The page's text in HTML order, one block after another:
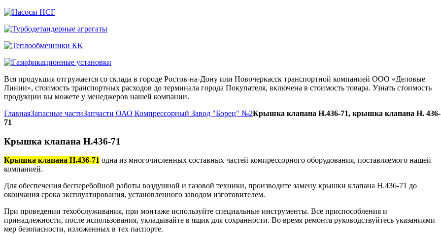
Вся продукция отгружается со склада в городе Ростов-на-Дону или Новочеркасск транспортной компанией ООО «Деловые
Линии», стоимость транспортных расходов до терминала города Покупателя, включена в стоимость товара. Узнать стоимость
продукции вы можете у менеджеров нашей компании.
ГлавнаяЗапасные частиЗапчасти ОАО Компрессорный Завод "Борец" №2Крышка клапана Н.436-71, крышка клапана Н. 436-
71
Крышка клапана Н.436-71
Крышка клапана Н.436-71 одна из многочисленных составных частей компрессорного оборудования, поставляемого нашей
компанией.
Для обеспечения бесперебойной работы воздушной и газовой техники, производите замену крышки клапана Н.436-71 до
окончания срока эксплуатирования, установленного заводом изготовителем.
При проведении техобслуживания, при монтаже используйте специальные инструменты. Все приспособления и
принадлежности, после использования, укладывайте в ящик для сохранности. Во время ремонта руководствуйтесь указаниями
мер безопасности, изложенных в тех паспорте.